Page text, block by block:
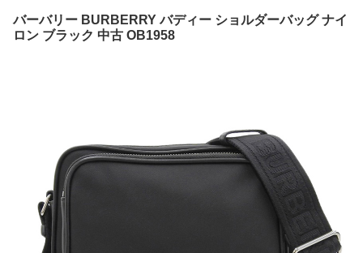
バーバリー BURBERRY バディー ショルダーバッグ ナイ
ロン ブラック 中古 OB1958